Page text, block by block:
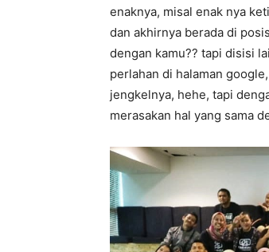
enaknya, misal enak nya
dan akhirnya berada di
dengan kamu?? tapi disisi
perlahan di halaman
jengkelnya, hehe, tapi
merasakan hal yang sama